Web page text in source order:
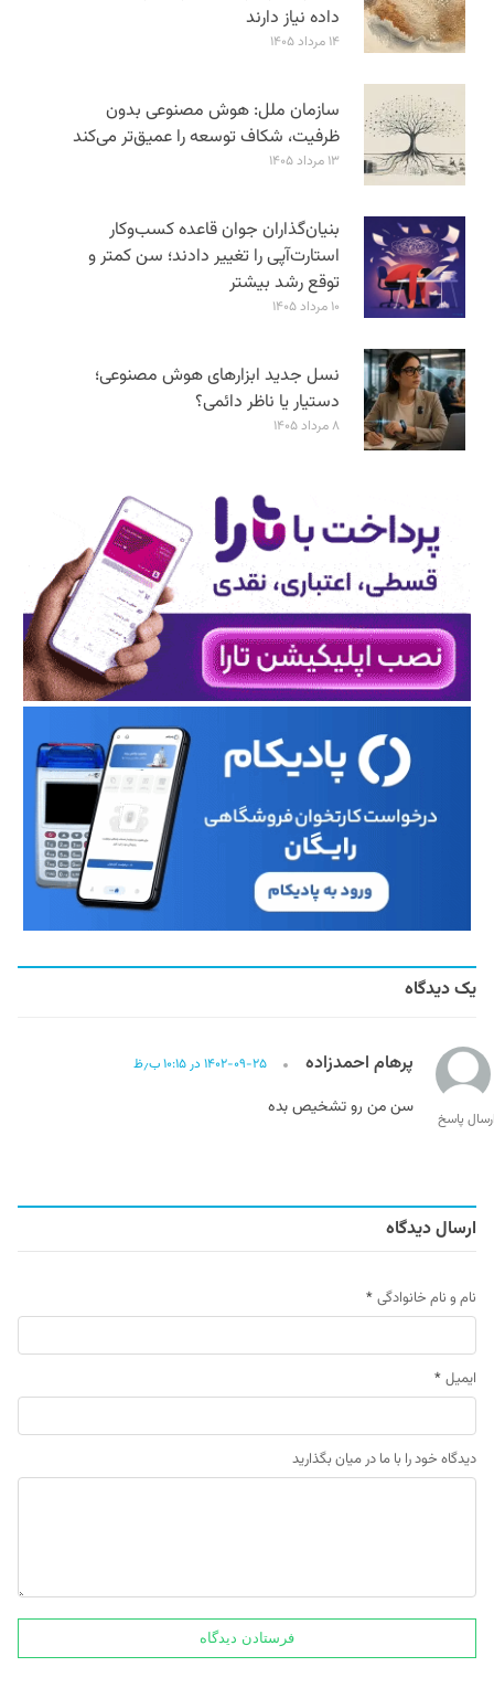
داده نیاز دارند
۱۴ مرداد ۱۴۰۵
سازمان ملل: هوش مصنوعی بدون
ظرفیت، شکاف توسعه را عمیق‌تر می‌کند
۱۳ مرداد ۱۴۰۵
بنیان‌گذاران جوان قاعده کسب‌وکار
استارت‌آپی را تغییر دادند؛ سن‌ کمتر و
توقع رشد بیشتر
۱۰ مرداد ۱۴۰۵
نسل جدید ابزارهای هوش مصنوعی؛
دستیار یا ناظر دائمی؟
۸ مرداد ۱۴۰۵
یک دیدگاه
پرهام احمدزاده ۱۴۰۲-۰۹-۲۵ در ۱۰:۱۵ ب٫ظ
سن من رو تشخیص بده پاسخ
ارسال دیدگاه
نام و نام خانوادگی *
ایمیل *
دیدگاه خود را با ما در میان بگذارید